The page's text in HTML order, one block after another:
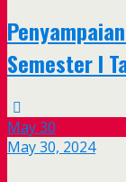
Semester I
May30
May 30, 2024